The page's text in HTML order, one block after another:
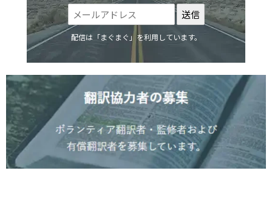
配信は「まぐまぐ」を利用しています。